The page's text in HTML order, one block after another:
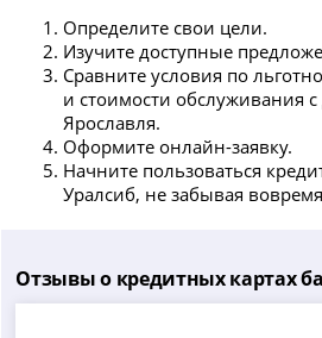
Определите свои цели.
Изучите доступные
Сравните условия по
и стоимости обслуживания
Ярославля.
Оформите онлайн-заявку.
Начните пользоваться
Уралсиб, не забывая
Отзывы о кредитных картах